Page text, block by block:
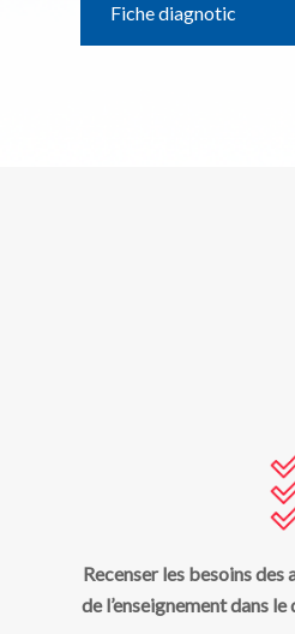
Fiche diagnotic
Recenser les besoins
de l’enseignement dans